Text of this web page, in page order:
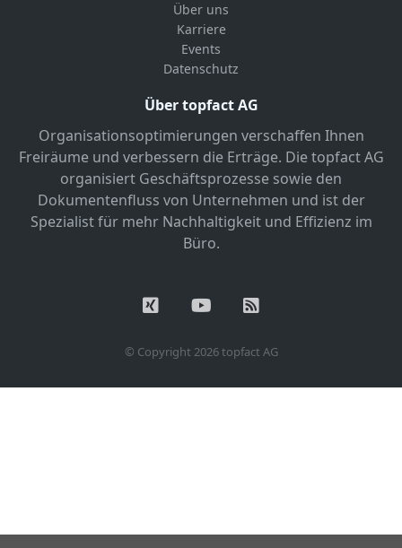
Über uns
Karriere
Events
Datenschutz
Über topfact AG
Organisationsoptimierungen verschaffen Ihnen
Freiräume und verbessern die Erträge. Die topfact AG
organisiert Geschäftsprozesse sowie den
Dokumentenfluss von Unternehmen und ist der
Spezialist für mehr Nachhaltigkeit und Effizienz im
Büro.
© Copyright 2026 topfact AG